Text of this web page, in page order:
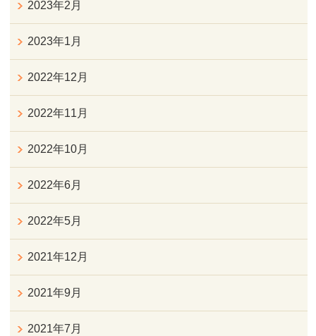
2023年2月
2023年1月
2022年12月
2022年11月
2022年10月
2022年6月
2022年5月
2021年12月
2021年9月
2021年7月